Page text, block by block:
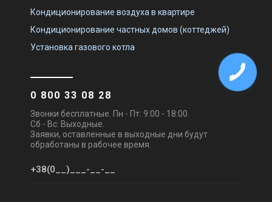
Кондиционирование воздуха в квартире
Кондиционирование частных домов (коттеджей)
Установка газового котла
0 800 33 08 28
Звонки бесплатные. Пн - Пт: 9:00 - 18:00
Сб - Вс: Выходные.
Заявки, оставленные в выходные дни будут
обработаны в рабочее время.